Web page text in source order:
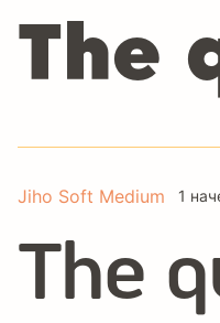
The
Jiho Soft Medium 1
The